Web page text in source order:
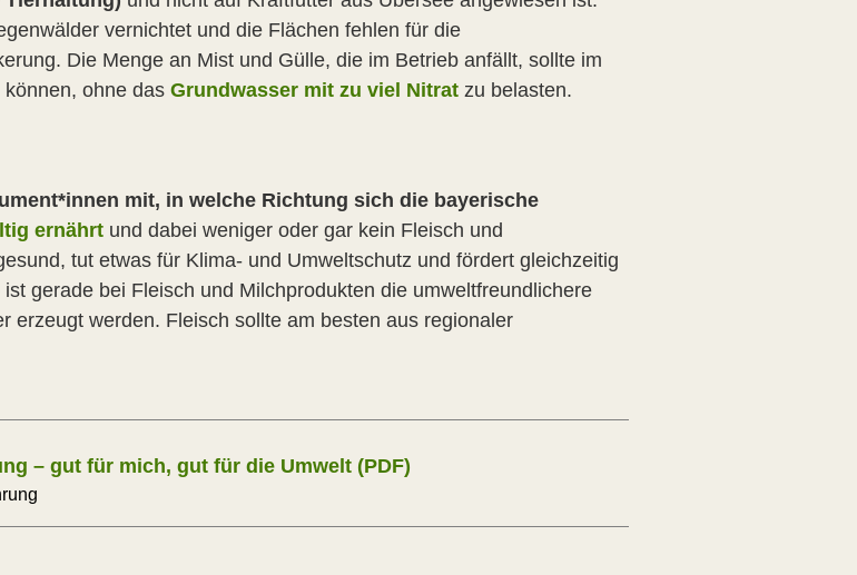
vernichtet und die Flächen fehlen für die
Die Menge an Mist und Gülle, die im Betrieb anfällt, sollte im
ohne das Grundwasser mit zu viel Nitrat zu belasten.
mit, in welche Richtung sich die bayerische
ernährt und dabei weniger oder gar kein Fleisch und
tut etwas für Klima- und Umweltschutz und fördert gleichzeitig
ist gerade bei Fleisch und Milchprodukten die umweltfreundlichere
erzeugt werden. Fleisch sollte am besten aus regionaler
– gut für mich, gut für die Umwelt (PDF)